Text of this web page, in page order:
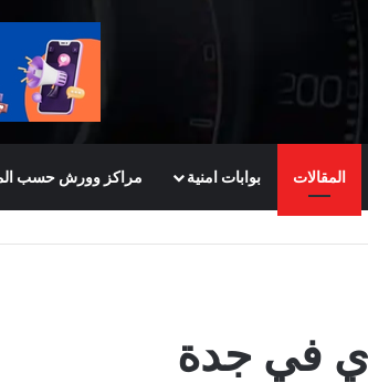
المقالات بوابات امنية مراكز وورش حسب
في جدة